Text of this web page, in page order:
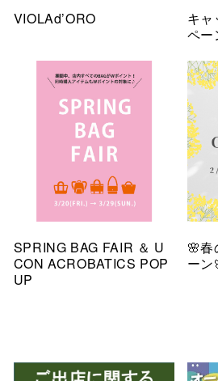
VIOLAd’ORO
キ
ペー
SPRING BAG FAIR ＆ U
CON ACROBATICS POP
UP
🌸
ーン